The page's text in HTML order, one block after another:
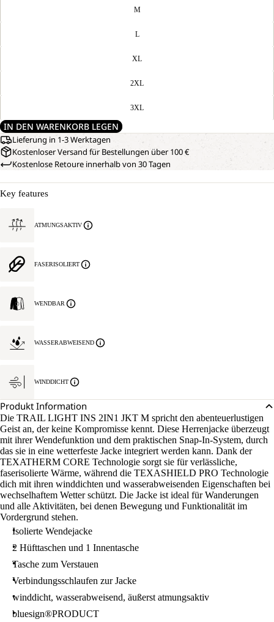
M
L
XL
2XL
3XL
IN DEN WARENKORB LEGEN
Lieferung in 1-3 Werktagen
Kostenloser Versand für Bestellungen über 100 €
Kostenlose Retoure innerhalb von 30 Tagen
Key features
ATMUNGSAKTIV
FASERISOLIERT
WENDBAR
WASSERABWEISEND
WINDDICHT
Produkt Information
Die TRAIL LIGHT INS 2IN1 JKT M spricht den abenteuerlustigen
Geist an, der keine Kompromisse kennt. Diese Herrenjacke überzeugt
mit ihrer Wendefunktion und dem praktischen Snap-In-System, durch
das sie in eine wetterfeste Jacke integriert werden kann. Dank der
TEXATHERM CORE Technologie sorgt sie für verlässliche,
faserisolierte Wärme, während die TEXASHIELD PRO Technologie
dich mit ihren winddichten und wasserabweisenden Eigenschaften bei
wechselhaftem Wetter schützt. Die Jacke ist ideal für Wanderungen
und alle Aktivitäten, bei denen Bewegung und Funktionalität im
Vordergrund stehen.
Isolierte Wendejacke
2 Hüfttaschen und 1 Innentasche
Tasche zum Verstauen
Verbindungsschlaufen zur Jacke
winddicht, wasserabweisend, äußerst atmungsaktiv
bluesign®PRODUCT